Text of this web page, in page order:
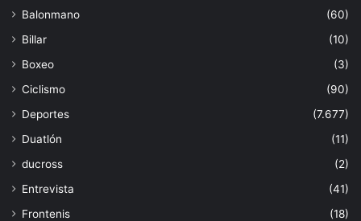
Balonmano
(60)
Billar
(10)
Boxeo
(3)
Ciclismo
(90)
Deportes
(7.677)
Duatlón
(11)
ducross
(2)
Entrevista
(41)
Frontenis
(18)